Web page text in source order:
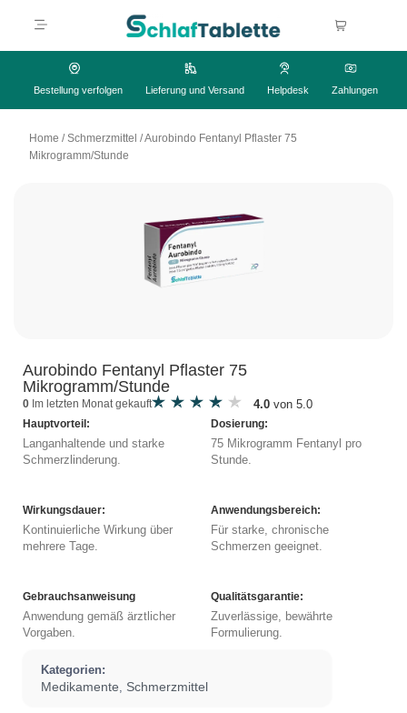
Bestellung verfolgen Lieferung und Versand Helpdesk Zahlungen
Home /Schmerzmittel /Aurobindo Fentanyl Pflaster 75
Mikrogramm/Stunde
Aurobindo Fentanyl Pflaster 75
Mikrogramm/Stunde
0 Im letzten Monat gekauft 4.0 von 5.0
Hauptvorteil:
Langanhaltende und starke
Schmerzlinderung.
Dosierung:
75 Mikrogramm Fentanyl pro
Stunde.
Wirkungsdauer:
Kontinuierliche Wirkung über
mehrere Tage.
Anwendungsbereich:
Für starke, chronische
Schmerzen geeignet.
Gebrauchsanweisung
Anwendung gemäß ärztlicher
Vorgaben.
Qualitätsgarantie:
Zuverlässige, bewährte
Formulierung.
Kategorien:
Medikamente, Schmerzmittel